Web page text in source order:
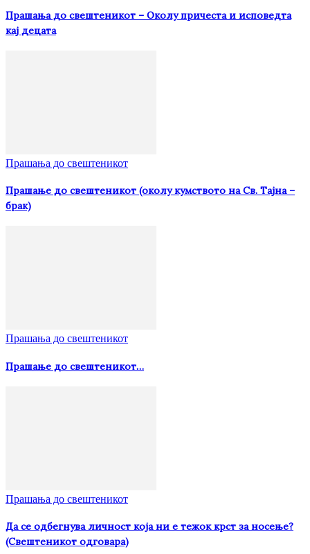
Прашања до свештеникот – Околу причеста и исповедта
кај децата
Прашања до свештеникот
Прашање до свештеникот (околу кумството на Св. Тајна –
брак)
Прашања до свештеникот
Прашање до свештеникот…
Прашања до свештеникот
Да се одбегнува личност која ни е тежок крст за носење?
(Свештеникот одговара)